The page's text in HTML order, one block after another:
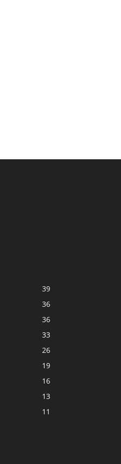
39
36
36
33
26
19
16
13
11